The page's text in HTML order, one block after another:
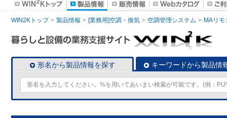
WIN2Kトップ 製品情報 [業務用]空調・換気 空調管理システム MAリモ
形名から製品情報を探す キーワードから製品情